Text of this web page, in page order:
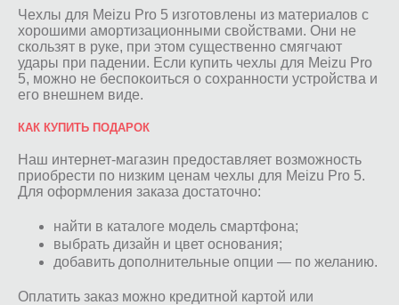
Чехлы для Meizu Pro 5 изготовлены из материалов с
хорошими амортизационными свойствами. Они не
скользят в руке, при этом существенно смягчают
удары при падении. Если купить чехлы для Meizu Pro
5, можно не беспокоиться о сохранности устройства и
его внешнем виде.
КАК КУПИТЬ ПОДАРОК
Наш интернет-магазин предоставляет возможность
приобрести по низким ценам чехлы для Meizu Pro 5.
Для оформления заказа достаточно:
найти в каталоге модель смартфона;
выбрать дизайн и цвет основания;
добавить дополнительные опции — по желанию.
Оплатить заказ можно кредитной картой или